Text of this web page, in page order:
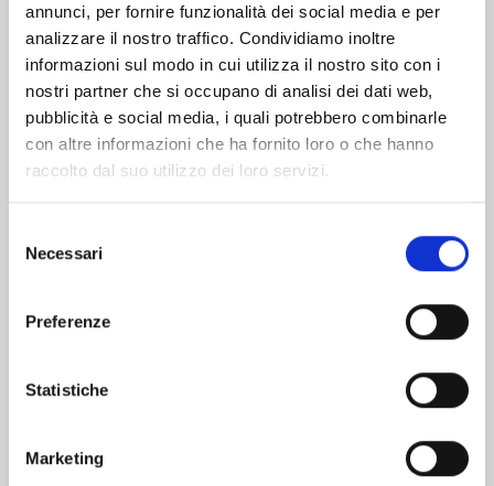
annunci, per fornire funzionalità dei social media e per
analizzare il nostro traffico. Condividiamo inoltre
informazioni sul modo in cui utilizza il nostro sito con i
nostri partner che si occupano di analisi dei dati web,
pubblicità e social media, i quali potrebbero combinarle
con altre informazioni che ha fornito loro o che hanno
raccolto dal suo utilizzo dei loro servizi.
delNecessari
Preferenze
Statistiche
Marketing
Altri volumi della serie
WELCOME TO THE BALLROOM n. 12